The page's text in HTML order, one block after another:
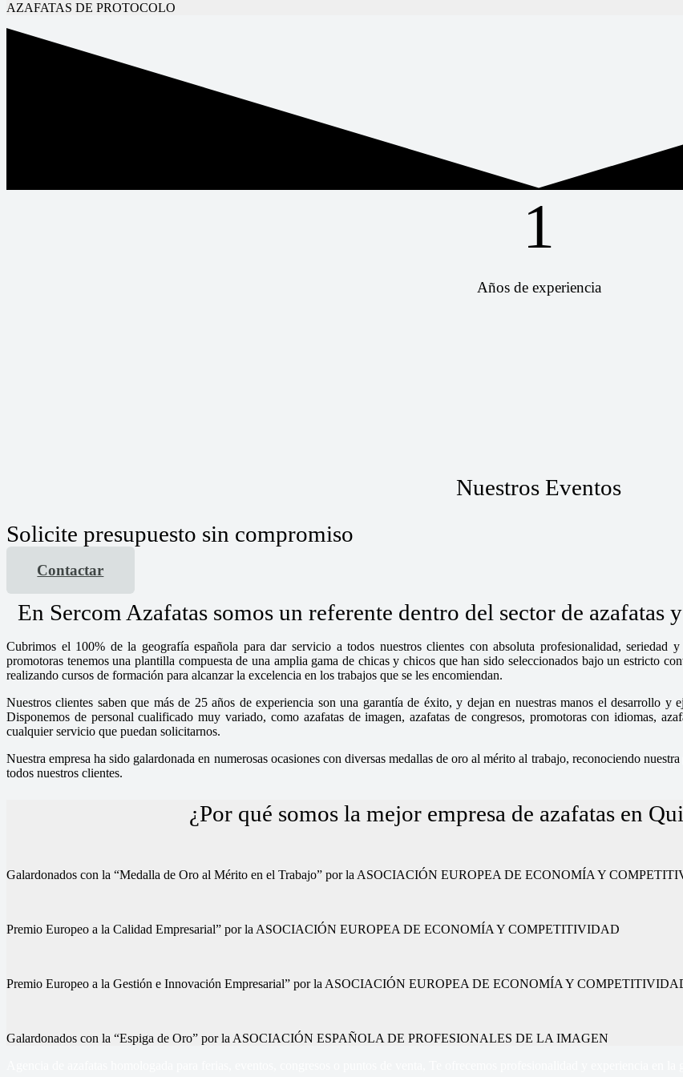
AZAFATAS DE PROTOCOLO
1
Años de experiencia
Nuestros Eventos
Solicite presupuesto sin compromiso
Contactar
En Sercom Azafatas somos un referente dentro del sector de
Cubrimos el 100% de la geografía española para dar servicio a todos nuestros clientes con absoluta profesionalidad, seriedad
promotoras tenemos una plantilla compuesta de una amplia gama de chicas y chicos que han sido seleccionados bajo un estricto
realizando cursos de formación para alcanzar la excelencia en los trabajos que se les encomiendan.
Nuestros clientes saben que más de 25 años de experiencia son una garantía de éxito, y dejan en nuestras manos el desarrollo
Disponemos de personal cualificado muy variado, como azafatas de imagen, azafatas de congresos, promotoras con idiomas,
cualquier servicio que puedan solicitarnos.
Nuestra empresa ha sido galardonada en numerosas ocasiones con diversas medallas de oro al mérito al trabajo, reconociendo
todos nuestros clientes.
¿Por qué somos la mejor empresa de azafatas en
Galardonados con la “Medalla de Oro al Mérito en el Trabajo” por la ASOCIACIÓN EUROPEA DE ECONOMÍA Y
Premio Europeo a la Calidad Empresarial” por la ASOCIACIÓN EUROPEA DE ECONOMÍA Y COMPETITIVIDAD
Premio Europeo a la Gestión e Innovación Empresarial” por la ASOCIACIÓN EUROPEA DE ECONOMÍA Y
Galardonados con la “Espiga de Oro” por la ASOCIACIÓN ESPAÑOLA DE PROFESIONALES DE LA IMAGEN